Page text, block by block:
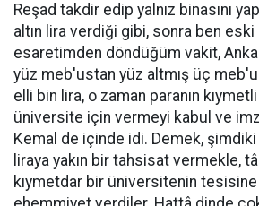
Reşad takdir edip yalnız binasını
altın lira verdiği gibi, sonra ben
esaretimden döndüğüm vakit,
yüz meb'ustan yüz altmış üç
elli bin lira, o zaman paranın
üniversite için vermeyi kabul ve
Kemal de içinde idi. Demek,
liraya yakın bir tahsisat vermekle,
kıymetdar bir üniversitenin